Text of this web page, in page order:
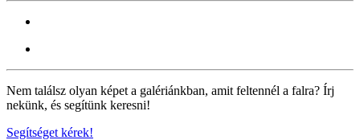
Nem találsz olyan képet a galériánkban, amit feltennél a falra? Írj
nekünk, és segítünk keresni!
Segítséget kérek!